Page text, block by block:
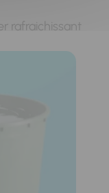
rafraichissant